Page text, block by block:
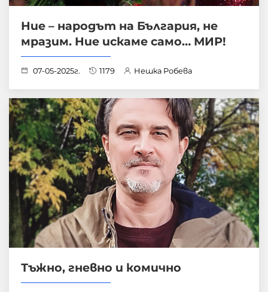
Ние – народът на България, не
мразим. Ние искаме само… МИР!
07-05-2025г. 1179 Нешка Робева
Тъжно, гневно и комично